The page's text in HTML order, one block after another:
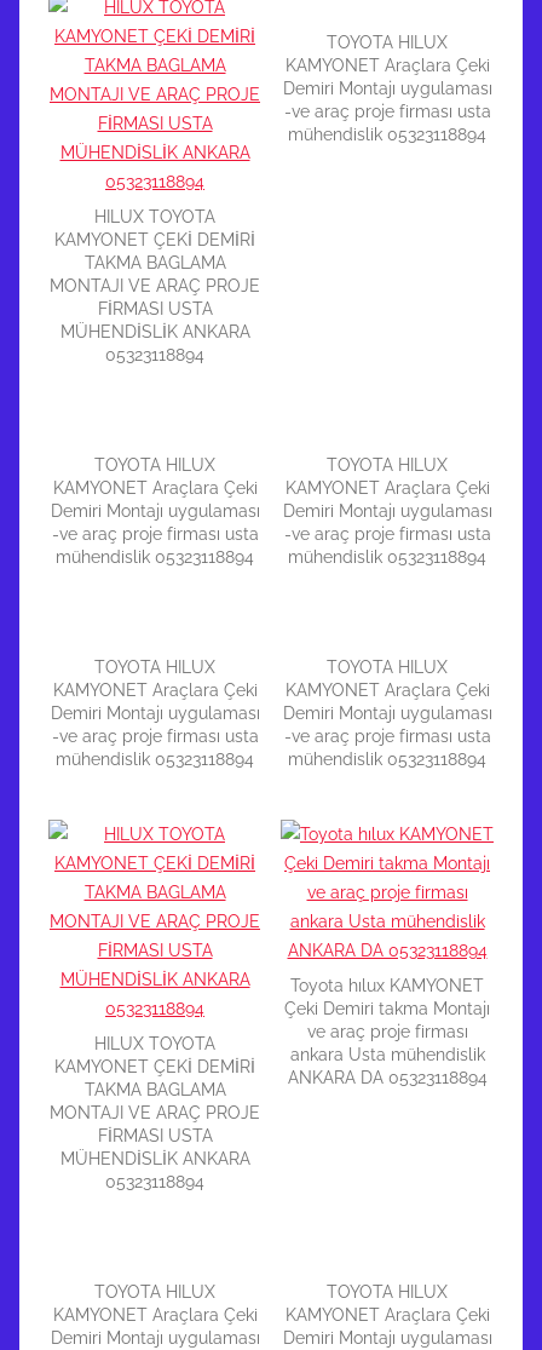
HILUX TOYOTA
KAMYONET ÇEKİ DEMİRİ
TAKMA BAGLAMA
MONTAJI VE ARAÇ PROJE
FİRMASI USTA
MÜHENDİSLİK ANKARA
05323118894
TOYOTA HILUX
KAMYONET Araçlara Çeki
Demiri Montajı uygulaması
-ve araç proje firması usta
mühendislik 05323118894
TOYOTA HILUX
KAMYONET Araçlara Çeki
Demiri Montajı uygulaması
-ve araç proje firması usta
mühendislik 05323118894
TOYOTA HILUX
KAMYONET Araçlara Çeki
Demiri Montajı uygulaması
-ve araç proje firması usta
mühendislik 05323118894
TOYOTA HILUX
KAMYONET Araçlara Çeki
Demiri Montajı uygulaması
-ve araç proje firması usta
mühendislik 05323118894
TOYOTA HILUX
KAMYONET Araçlara Çeki
Demiri Montajı uygulaması
-ve araç proje firması usta
mühendislik 05323118894
HILUX TOYOTA
KAMYONET ÇEKİ DEMİRİ
TAKMA BAGLAMA
MONTAJI VE ARAÇ PROJE
FİRMASI USTA
MÜHENDİSLİK ANKARA
05323118894
Toyota hılux KAMYONET
Çeki Demiri takma Montajı
ve araç proje firması
ankara Usta mühendislik
ANKARA DA 05323118894
TOYOTA HILUX
KAMYONET Araçlara Çeki
Demiri Montajı uygulaması
TOYOTA HILUX
KAMYONET Araçlara Çeki
Demiri Montajı uygulaması